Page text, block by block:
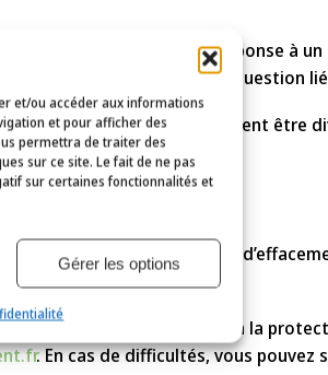
et/ou accéder aux informations
et pour afficher des
permettra de traiter des
sur ce site. Le fait de ne pas
sur certaines fonctionnalités et
Gérer les options
du tribunal, en réponse à
pour une enquête sur une question
vos données peuvent être
droits de rectification et
contacter le délégué à la
. En cas de difficultés, vous pouvez